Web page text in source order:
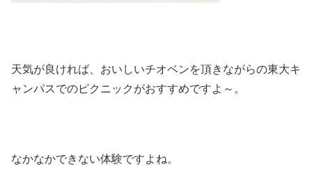
天気が良ければ、おいしいチオベンを頂きながらの東大キ
ャンパスでのピクニックがおすすめですよ～。
なかなかできない体験ですよね。